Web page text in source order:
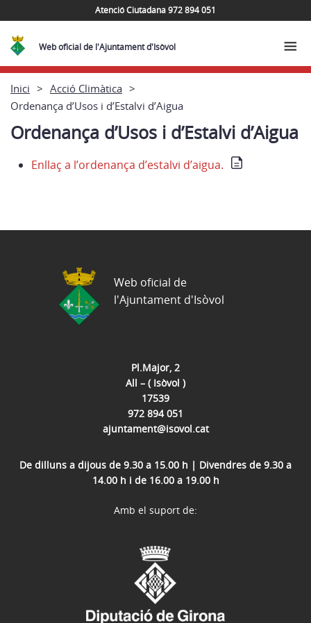
Atenció Ciutadana 972 894 051
Web oficial de l'Ajuntament d'Isòvol
Inici
Acció Climàtica
Ordenança d’Usos i d’Estalvi d’Aigua
Ordenança d’Usos i d’Estalvi d’Aigua
Enllaç a l’ordenança d’estalvi d’aigua.
Pl.Major, 2
All – ( Isòvol )
17539
972 894 051
ajuntament@isovol.cat
De dilluns a dijous de 9.30 a 15.00 h | Divendres de 9.30 a
14.00 h i de 16.00 a 19.00 h
Web oficial de
l'Ajuntament d'Isòvol
Amb el suport de: